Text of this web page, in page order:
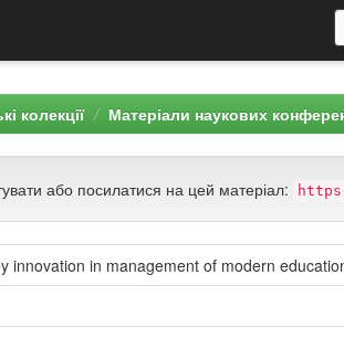
колекції Матеріали наукових
або посилатися на цей матеріал:
innovation in management of modern